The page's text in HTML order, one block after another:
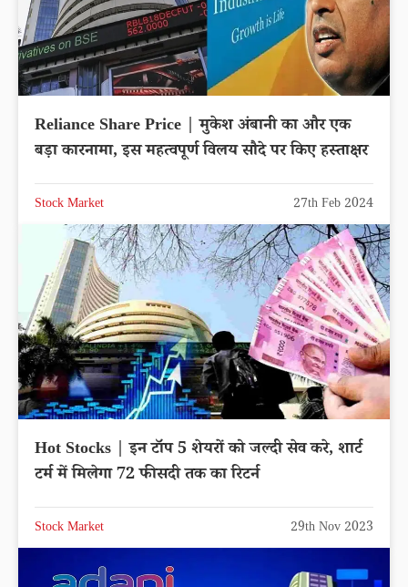
Reliance Share Price | मुकेश अंबानी का और एक
बड़ा कारनामा, इस महत्वपूर्ण विलय सौदे पर किए हस्ताक्षर
Stock Market 27th Feb 2024
Hot Stocks | इन टॉप 5 शेयरों को जल्दी सेव करे, शार्ट
टर्म में मिलेगा 72 फीसदी तक का रिटर्न
Stock Market 29th Nov 2023